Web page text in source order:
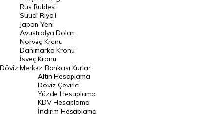
Riyal Kuru
Avustralya Doları
Danimarka Kronu Kuru
Kanada Doları Kuru
Norveç Kronu Kuru
İsveç Kronu Kuru
Japon Yeni Kuru
Döviz
Rus Rublesi
Suudi Riyali
Japon Yeni
Avustralya Doları
Norveç Kronu
Danimarka Kronu
İsveç Kronu
Merkez Bankası Kurlari
Altın Hesaplama
Döviz Çevirici
Yüzde Hesaplama
KDV Hesaplama
İndirim Hesaplama